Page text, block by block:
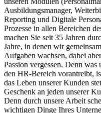
Ausbildungsmanager,
Reporting und Digitale
Prozesse in allen Bereichen
machen Sie seit 35 Jahren
Jahre, in denen wir
Aufgaben wachsen, dabei
Passion vergessen. Denn
den HR-Bereich vorantreibt,
das Leben unserer Kunden
Geschenk an jeden unserer
Denn durch unsere Arbeit
wichtigen Dinge Ihres